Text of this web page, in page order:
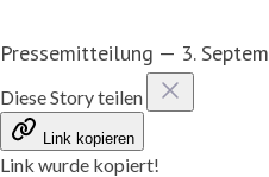
Pressemitteilung — 3.
Diese Story teilen
Link kopieren
Link wurde kopiert!